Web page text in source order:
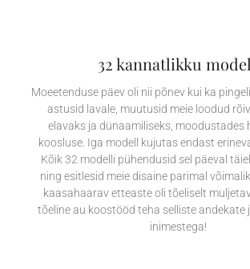
32 kannatlikku
Moeetenduse päev oli nii põnev kui ka
astusid lavale, muutusid meie loodud
elavaks ja dünaamiliseks, moodustades
koosluse. Iga modell kujutas endast
Kõik 32 modelli pühendusid sel päeval
ning esitlesid meie disaine parimal
kaasahaarav etteaste oli tõeliselt
tõeline au koostööd teha selliste andekate
inimestega!